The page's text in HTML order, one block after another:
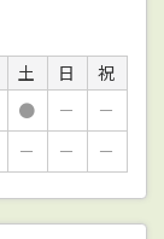
土 日
祝
● －
－
－ － －